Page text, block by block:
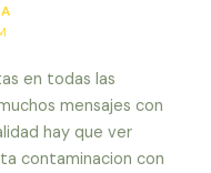
en todas las
mensajes con
hay que ver
contaminacion con